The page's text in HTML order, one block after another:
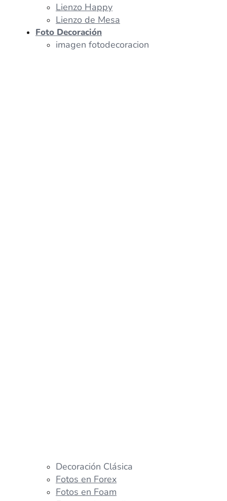
Lienzo Happy
Lienzo de Mesa
Foto Decoración
imagen fotodecoracion
Decoración Clásica
Fotos en Forex
Fotos en Foam